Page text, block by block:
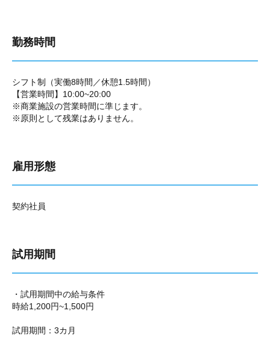
勤務時間
シフト制（実働8時間／休憩1.5時間）
【営業時間】10:00~20:00
※商業施設の営業時間に準じます。
※原則として残業はありません。
雇用形態
契約社員
試用期間
・試用期間中の給与条件
時給1,200円~1,500円
試用期間：3カ月